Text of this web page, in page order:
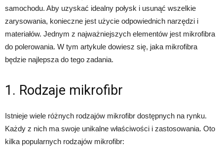
samochodu. Aby uzyskać idealny połysk i usunąć wszelkie
zarysowania, konieczne jest użycie odpowiednich narzędzi i
materiałów. Jednym z najważniejszych elementów jest mikrofibra
do polerowania. W tym artykule dowiesz się, jaka mikrofibra
będzie najlepsza do tego zadania.
1. Rodzaje mikrofibr
Istnieje wiele różnych rodzajów mikrofibr dostępnych na rynku.
Każdy z nich ma swoje unikalne właściwości i zastosowania. Oto
kilka popularnych rodzajów mikrofibr: